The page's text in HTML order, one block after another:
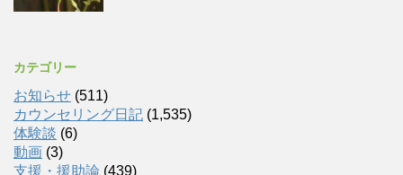
カテゴリー
お知らせ (511)
カウンセリング日記 (1,535)
体験談 (6)
動画 (3)
支援・援助論 (439)